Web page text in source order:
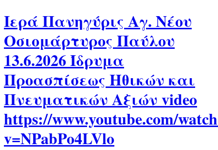
Ιερά Πανηγύρις Αγ. Νέου
Οσιομάρτυρος Παύλου
13.6.2026 Ίδρυμα
Προασπίσεως Ηθικών και
Πνευματικών Αξιών video
https://www.youtube.com/
v=NPabPo4LVlo